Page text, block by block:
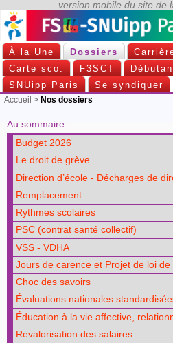
À la Une Dossiers
Carte sco.
F3SCT
SNUipp Paris
Se syndiquer
Accueil > Nos dossiers
Au sommaire
Budget 2026
Le droit de grève
Direction d’école - Décharges de
Remplacement
Rythmes scolaires
PSC (contrat santé collectif)
VSS - VDHA
Jours de carence et Projet de loi
Choc des savoirs
Évaluations nationales
Éducation à la vie affective,
Revalorisation des salaires